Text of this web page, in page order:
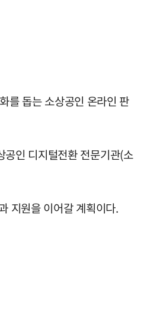
를 돕는 소상공인 온라인 판
인 디지털전환 전문기관(소
지원을 이어갈 계획이다.